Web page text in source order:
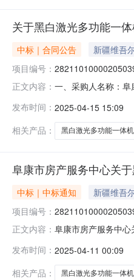
关于黑白激光多功能一
中标｜合同公告
新疆维吾
项目编号：
正文内容： 一、采购人名称：
普/HPM126a台
址：阜康
发布时间： 2025-04-15 15:09
相关产品：
黑白激光多功能一体机
阜康市房产服务中心关
中标｜中标通知
新疆维吾
项目编号：
正文内容： 阜康市房产服务中
在行政区划编码
发布时间： 2025-04-11 00:09
相关产品：
黑白激光多功能一体机